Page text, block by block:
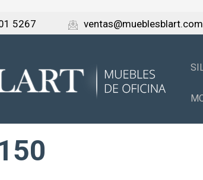
5267 ventas@mueblesblart.com